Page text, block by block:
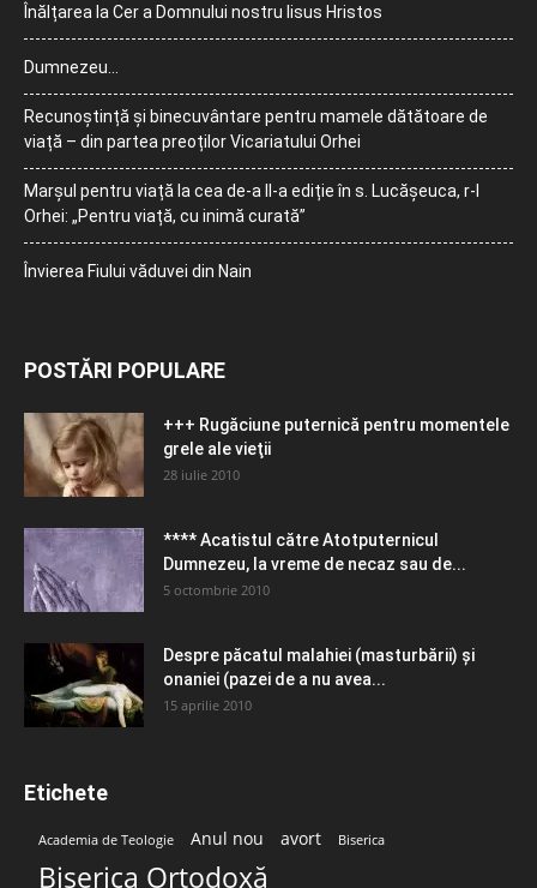
Înălțarea la Cer a Domnului nostru Iisus Hristos
Dumnezeu…
Recunoștință și binecuvântare pentru mamele dătătoare de
viață – din partea preoților Vicariatului Orhei
Marșul pentru viață la cea de-a II-a ediție în s. Lucășeuca, r-l
Orhei: „Pentru viață, cu inimă curată”
Învierea Fiului văduvei din Nain
POSTĂRI POPULARE
+++ Rugăciune puternică pentru momentele
grele ale vieţii
28 iulie 2010
**** Acatistul către Atotputernicul
Dumnezeu, la vreme de necaz sau de...
5 octombrie 2010
Despre păcatul malahiei (masturbării) şi
onaniei (pazei de a nu avea...
15 aprilie 2010
Etichete
Academia de Teologie Anul nou avort Biserica
Biserica Ortodoxă